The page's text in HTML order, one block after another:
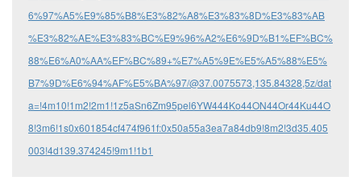
6%97%A5%E9%85%B8%E3%82%A8%E3%83%8D%E3%83%AB
%E3%82%AE%E3%83%BC%E9%96%A2%E6%9D%B1%EF%BC%
88%E6%A0%AA%EF%BC%89+%E7%A5%9E%E5%A5%88%E5%
B7%9D%E6%94%AF%E5%BA%97/@37.0075573,135.84328,5z/dat
a=!4m10!1m2!2m1!1z5aSn6Zm95pel6YW444Ko44ON44Or44Ku44O
8!3m6!1s0x601854cf474f961f:0x50a55a3ea7a84db9!8m2!3d35.405
003!4d139.374245!9m1!1b1